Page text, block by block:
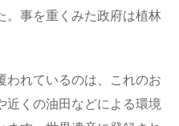
。事を重くみた政府は植林
われているのは、これのお
近くの油田などによる環境